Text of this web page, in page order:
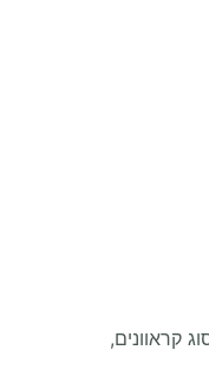
קראוונים,